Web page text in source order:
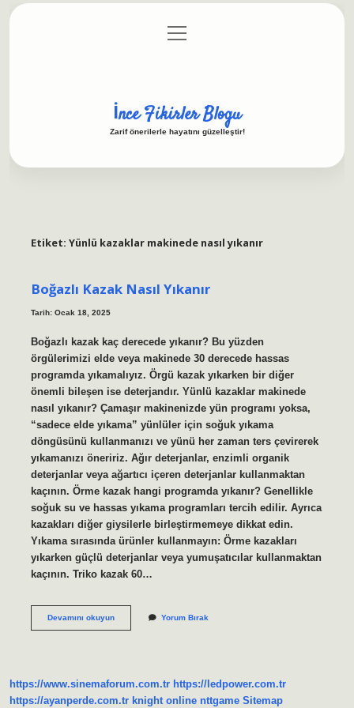
Gizlilik Politikası
menüyü
aç
İnce Fikirler Blogu
Zarif önerilerle hayatını güzelleştir!
Etiket: Yünlü kazaklar makinede nasıl yıkanır
Boğazlı Kazak Nasıl Yıkanır
Tarih: Ocak 18, 2025
Boğazlı kazak kaç derecede yıkanır? Bu yüzden
örgülerimizi elde veya makinede 30 derecede hassas
programda yıkamalıyız. Örgü kazak yıkarken bir diğer
önemli bileşen ise deterjandır. Yünlü kazaklar makinede
nasıl yıkanır? Çamaşır makinenizde yün programı yoksa,
“sadece elde yıkama” yünlüler için soğuk yıkama
döngüsünü kullanmanızı ve yünü her zaman ters çevirerek
yıkamanızı öneririz. Ağır deterjanlar, enzimli organik
deterjanlar veya ağartıcı içeren deterjanlar kullanmaktan
kaçının. Örme kazak hangi programda yıkanır? Genellikle
soğuk su ve hassas yıkama programları tercih edilir. Ayrıca
kazakları diğer giysilerle birleştirmemeye dikkat edin.
Yıkama sırasında ürünler kullanmayın: Örme kazakları
yıkarken güçlü deterjanlar veya yumuşatıcılar kullanmaktan
kaçının. Triko kazak 60…
Devamını okuyunBoğazlı
Yorum Bırak
https://www.sinemaforum.com.tr https://ledpower.com.tr
https://ayanperde.com.tr knight online nttgame Sitemap